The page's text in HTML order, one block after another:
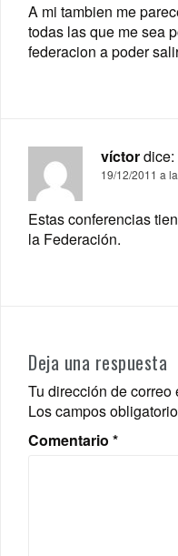
A mi tambien me
todas las que me sea
federacion a poder
víctordice:
19/12/2011 a
Estas conferencias
la Federación.
Deja una respuesta
Tu dirección de
Los campos
Comentario *